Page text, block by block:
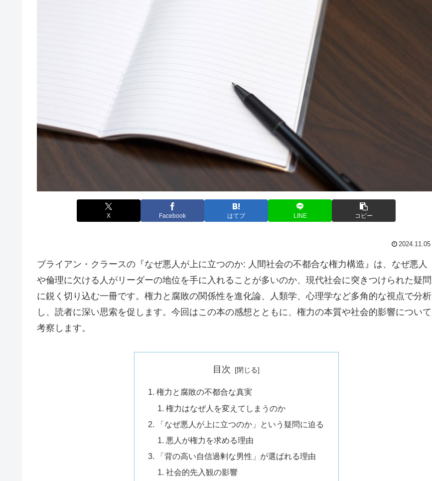
X Facebook はてブ LINE コピー
2024.11.05
ブライアン・クラースの『なぜ悪人が上に立つのか: 人間社会の不都合な権力構造』は、なぜ悪人
や倫理に欠ける人がリーダーの地位を手に入れることが多いのか、現代社会に突きつけられた疑問
に鋭く切り込む一冊です。権力と腐敗の関係性を進化論、人類学、心理学など多角的な視点で分析
し、読者に深い思索を促します。今回はこの本の感想とともに、権力の本質や社会的影響について
考察します。
目次
権力と腐敗の不都合な真実
権力はなぜ人を変えてしまうのか
「なぜ悪人が上に立つのか」という疑問に迫る
悪人が権力を求める理由
「背の高い自信過剰な男性」が選ばれる理由
社会的先入観の影響